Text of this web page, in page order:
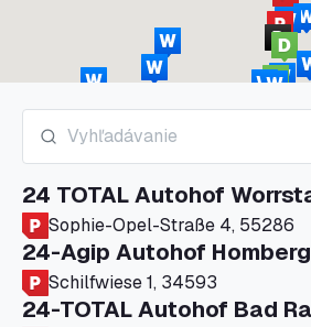
24 TOTAL Autohof
Sophie-Opel-Straße 4, 55286
24-Agip Autohof
Schilfwiese 1, 34593
24-TOTAL Autohof Bad